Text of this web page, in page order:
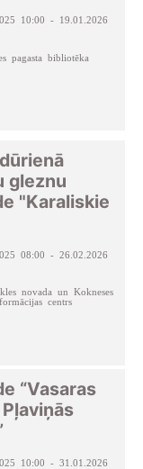
10:00 - 19.01.2026
pagasta bibliotēka
gleznu
"Karaliskie
08:00 - 26.02.2026
novada un Kokneses
centrs
“Vasaras
10:00 - 31.01.2026